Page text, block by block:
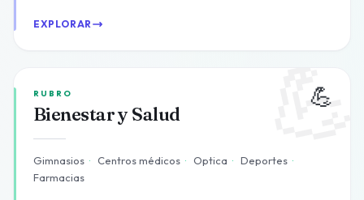
EXPLORAR
💪
RUBRO
Bienestar y Salud
Gimnasios · Centros médicos · Optica · Deportes ·
Farmacias